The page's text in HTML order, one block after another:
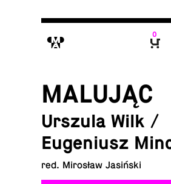
M
0
MALUJĄC
Urszula Wilk /
Eugeniusz
red. Mirosław Jasiński